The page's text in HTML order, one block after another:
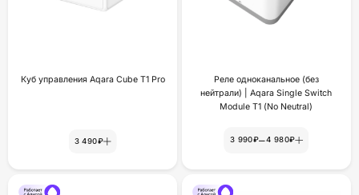
Куб управления Aqara Cube T1 Pro
3 490₽
Реле одноканальное (без
нейтрали) | Aqara Single Switch
Module T1 (No Neutral)
3 990₽–4 980₽